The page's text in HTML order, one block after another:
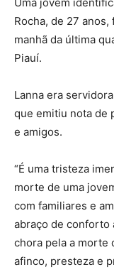
Uma jovem
Rocha, de 27
manhã da última
Piauí.
Lanna era
que emitiu nota de
e amigos.
“É uma tristeza
morte de uma
com familiares e
abraço de conforto
chora pela a morte
afinco, presteza e